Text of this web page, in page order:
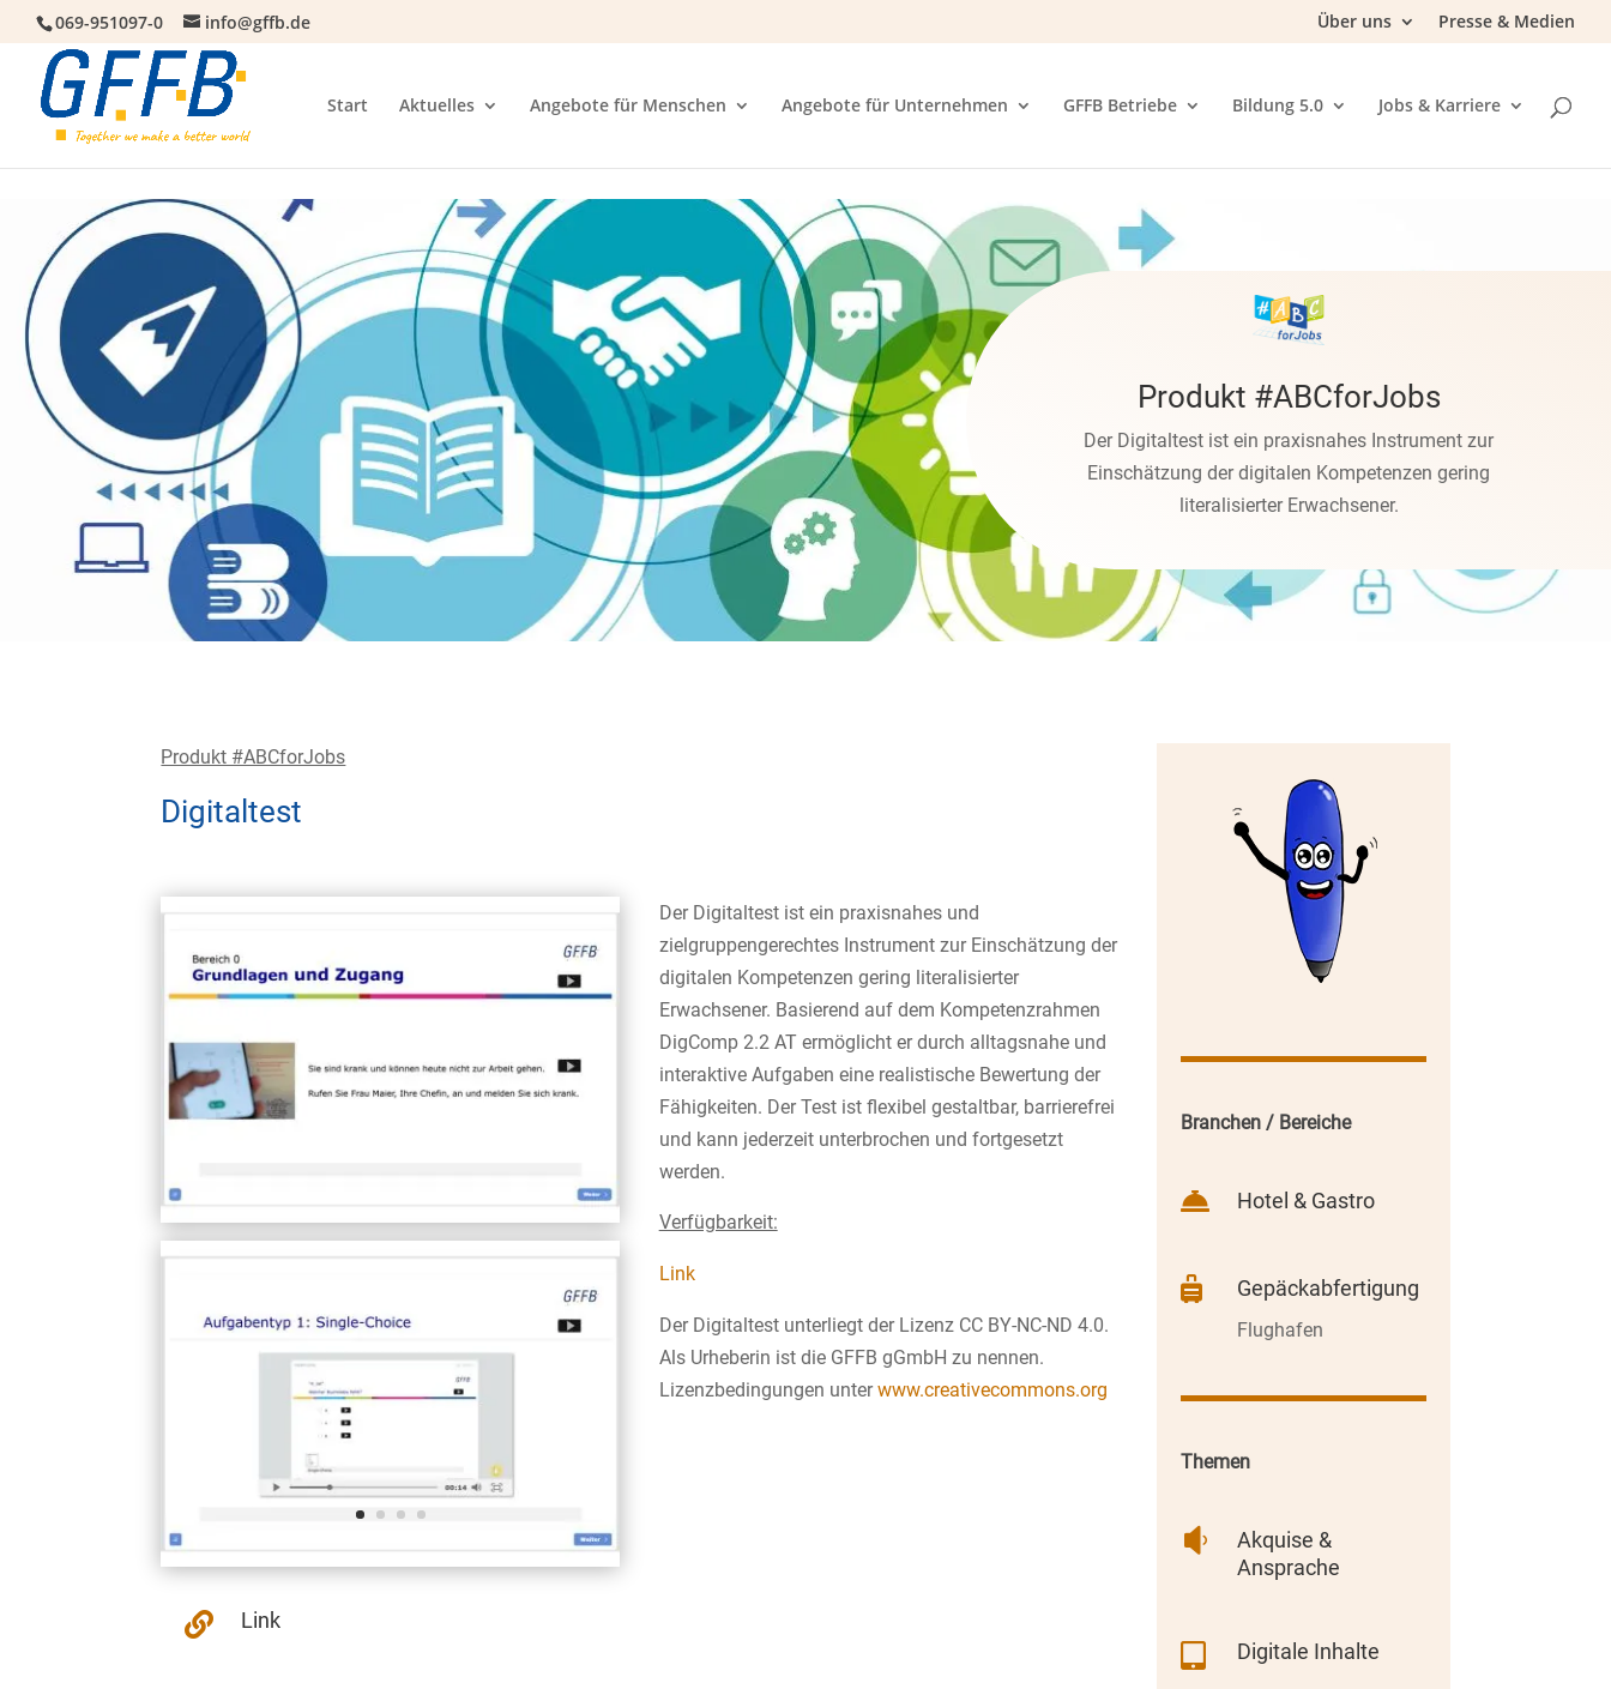
069-951097-0 info@gffb.de Über uns Presse & Medien
Start Aktuelles Angebote für Menschen Angebote für Unternehmen GFFB Betriebe Bildung 5.0 Jobs & Karriere
Produkt #ABCforJobs
Der Digitaltest ist ein praxisnahes Instrument zur
Einschätzung der digitalen Kompetenzen gering
literalisierter Erwachsener.
Produkt #ABCforJobs
Digitaltest
 Link
Der Digitaltest ist ein praxisnahes und
zielgruppengerechtes Instrument zur Einschätzung der
digitalen Kompetenzen gering literalisierter
Erwachsener. Basierend auf dem Kompetenzrahmen
DigComp 2.2 AT ermöglicht er durch alltagsnahe und
interaktive Aufgaben eine realistische Bewertung der
Fähigkeiten. Der Test ist flexibel gestaltbar, barrierefrei
und kann jederzeit unterbrochen und fortgesetzt
werden.
Verfügbarkeit:
Link
Der Digitaltest unterliegt der Lizenz CC BY-NC-ND 4.0.
Als Urheberin ist die GFFB gGmbH zu nennen.
Lizenzbedingungen unterwww.creativecommons.org
Branchen / Bereiche
 Hotel & Gastro
 Gepäckabfertigung
Flughafen
Themen

Akquise &
Ansprache
Digitale Inhalte